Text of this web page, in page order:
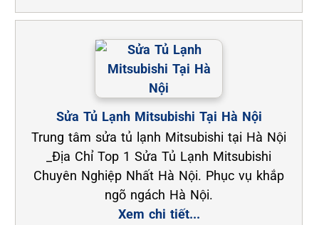
Sửa Tủ Lạnh Mitsubishi Tại Hà Nội
Trung tâm sửa tủ lạnh Mitsubishi tại Hà Nội
_Địa Chỉ Top 1 Sửa Tủ Lạnh Mitsubishi
Chuyên Nghiệp Nhất Hà Nội. Phục vụ khắp
ngõ ngách Hà Nội.
Xem chi tiết...